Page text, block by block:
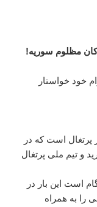
مظلوم سوریه!
خود خواستار
پرتغال است که در
و تیم ملی پرتغال
است این بار در
به همراه